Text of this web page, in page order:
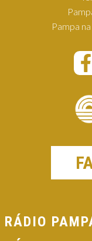
Pampa
RÁDIO